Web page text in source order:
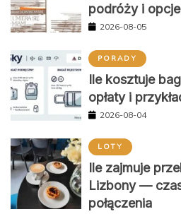
podróży i
2026-08-05
PORADY
Ile kosztuje
opłaty i
2026-08-04
LOTY
Ile zajmuje
Lizbony —
połączenia